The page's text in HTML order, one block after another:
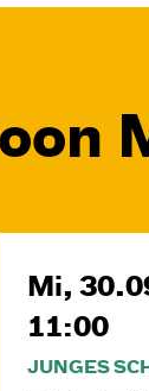
Mi,
11:00
JUNGES